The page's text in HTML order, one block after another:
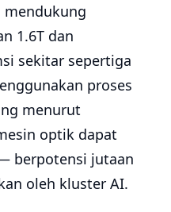
mendukung
1.6T dan
sekitar sepertiga
proses
menurut
optik dapat
berpotensi jutaan
oleh kluster AI.